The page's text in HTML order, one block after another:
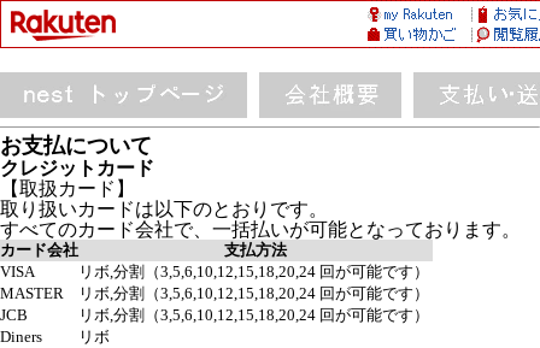
お支払について
クレジットカード
【取扱カード】
取り扱いカードは以下のとおりです。
すべてのカード会社で、一括払いが可能となっております。
カード会社
支払方法
VISA
リボ,分割（3,5,6,10,12,15,18,20,24 回が可能です）
MASTER
リボ,分割（3,5,6,10,12,15,18,20,24 回が可能です）
JCB
リボ,分割（3,5,6,10,12,15,18,20,24 回が可能です）
Diners
リボ